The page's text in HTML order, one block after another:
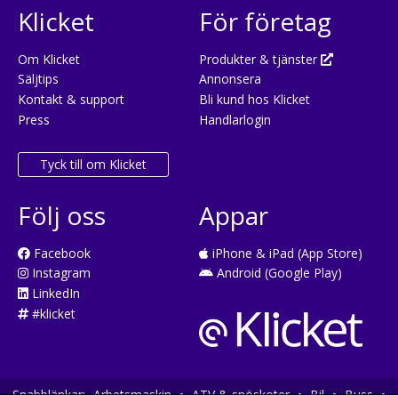
Klicket
Om Klicket
Säljtips
Kontakt & support
Press
Tyck till om Klicket
För företag
Produkter & tjänster
Annonsera
Bli kund hos Klicket
Handlarlogin
Följ oss
Facebook
Instagram
LinkedIn
#klicket
Appar
iPhone & iPad (App Store)
Android (Google Play)